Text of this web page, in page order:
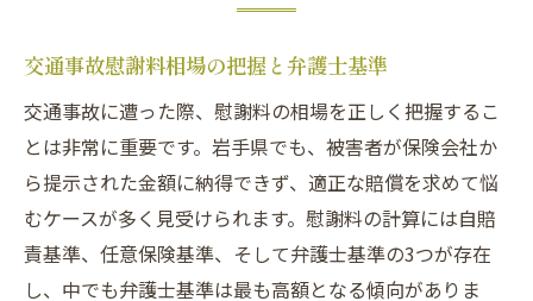
交通事故慰謝料相場の把握と弁護士基準
交通事故に遭った際、慰謝料の相場を正しく把握するこ
とは非常に重要です。岩手県でも、被害者が保険会社か
ら提示された金額に納得できず、適正な賠償を求めて悩
むケースが多く見受けられます。慰謝料の計算には自賠
責基準、任意保険基準、そして弁護士基準の3つが存在
し、中でも弁護士基準は最も高額となる傾向がありま